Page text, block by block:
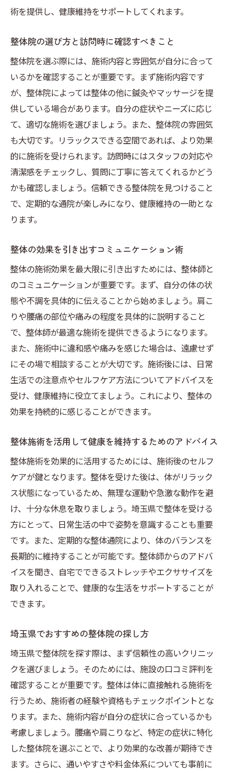
術を提供し、健康維持をサポートしてくれます。
整体院の選び方と訪問時に確認すべきこと
整体院を選ぶ際には、施術内容と雰囲気が自分に合って
いるかを確認することが重要です。まず施術内容です
が、整体院によっては整体の他に鍼灸やマッサージを提
供している場合があります。自分の症状やニーズに応じ
て、適切な施術を選びましょう。また、整体院の雰囲気
も大切です。リラックスできる空間であれば、より効果
的に施術を受けられます。訪問時にはスタッフの対応や
清潔感をチェックし、質問に丁寧に答えてくれるかどう
かも確認しましょう。信頼できる整体院を見つけること
で、定期的な通院が楽しみになり、健康維持の一助とな
ります。
整体の効果を引き出すコミュニケーション術
整体の施術効果を最大限に引き出すためには、整体師と
のコミュニケーションが重要です。まず、自分の体の状
態や不調を具体的に伝えることから始めましょう。肩こ
りや腰痛の部位や痛みの程度を具体的に説明すること
で、整体師が最適な施術を提供できるようになります。
また、施術中に違和感や痛みを感じた場合は、遠慮せず
にその場で相談することが大切です。施術後には、日常
生活での注意点やセルフケア方法についてアドバイスを
受け、健康維持に役立てましょう。これにより、整体の
効果を持続的に感じることができます。
整体施術を活用して健康を維持するためのアドバイス
整体施術を効果的に活用するためには、施術後のセルフ
ケアが鍵となります。整体を受けた後は、体がリラック
ス状態になっているため、無理な運動や急激な動作を避
け、十分な休息を取りましょう。埼玉県で整体を受ける
方にとって、日常生活の中で姿勢を意識することも重要
です。また、定期的な整体通院により、体のバランスを
長期的に維持することが可能です。整体師からのアドバ
イスを聞き、自宅でできるストレッチやエクササイズを
取り入れることで、健康的な生活をサポートすることが
できます。
埼玉県でおすすめの整体院の探し方
埼玉県で整体院を探す際は、まず信頼性の高いクリニッ
クを選びましょう。そのためには、施設の口コミ評判を
確認することが重要です。整体は体に直接触れる施術を
行うため、施術者の経験や資格もチェックポイントとな
ります。また、施術内容が自分の症状に合っているかも
考慮しましょう。腰痛や肩こりなど、特定の症状に特化
した整体院を選ぶことで、より効果的な改善が期待でき
ます。さらに、通いやすさや料金体系についても事前に